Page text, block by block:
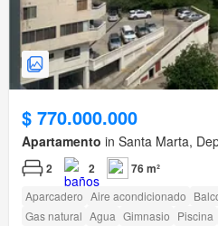
$ 770.000.000
Apartamento in Santa Marta,
2 2 76 m²
Aparcadero Aire acondicionado
Gas natural Agua Gimnasio Piscina